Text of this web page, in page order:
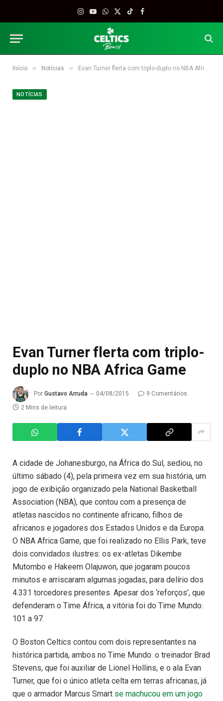
Instagram
YouTube
WhatsApp
X
TikTokFacebook
Início » Notícias » Evan Turner flerta com triplo-duplo no NBA Africa Game
NOTÍCIAS
Evan Turner flerta com triplo-
duplo no NBA Africa Game
Por Gustavo Arruda 04/08/2015
9 Comentários
2 Mins de leitura
A cidade de Johanesburgo, na África do Sul, sediou, no
último sábado (4), pela primeira vez em sua história, um
jogo de exibição organizado pela National Basketball
Association (NBA), que contou com a presença de
atletas nascidos no continente africano, filhos de
africanos e jogadores dos Estados Unidos e da Europa.
O NBA Africa Game, que foi realizado no Ellis Park, teve
dois convidados ilustres: os ex-atletas Dikembe
Mutombo e Hakeem Olajuwon, que jogaram poucos
minutos e arriscaram algumas jogadas, para delírio dos
4.331 torcedores presentes. Apesar dos ‘reforços’, que
defenderam o Time África, a vitória foi do Time Mundo:
101 a 97.
O Boston Celtics contou com dois representantes na
histórica partida, ambos no Time Mundo: o treinador Brad
Stevens, que foi auxiliar de Lionel Hollins, e o ala Evan
Turner, que foi o único atleta celta em terras africanas, já
que o armador Marcus Smart se machucou em um jogo